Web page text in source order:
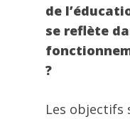
de
se reflète
?
Les objectifs